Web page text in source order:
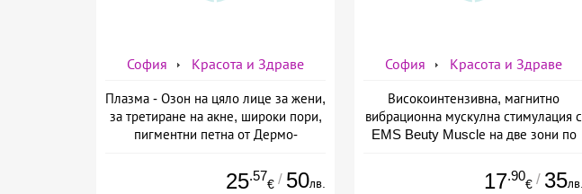
София Красота и Здраве
Плазма - Озон на цяло лице за жени,
за третиране на акне, широки пори,
пигментни петна от Дермо-
25.57
€ / 50лв.
София Красота и Здраве
Високоинтензивна, магнитно
вибрационна мускулна стимулация с
EMS Beuty Musclе на две зони по
Естетичен център Симона
17.90
€ / 35лв.